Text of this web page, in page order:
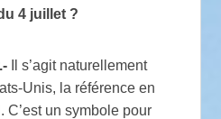
4 juillet ?
Il s’agit naturellement
Unis, la référence en
C’est un symbole pour